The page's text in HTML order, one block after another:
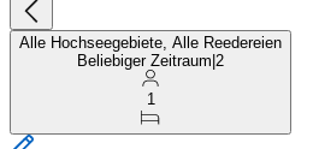
Alle Hochseegebiete, Alle Reedereien
Beliebiger Zeitraum 2
1